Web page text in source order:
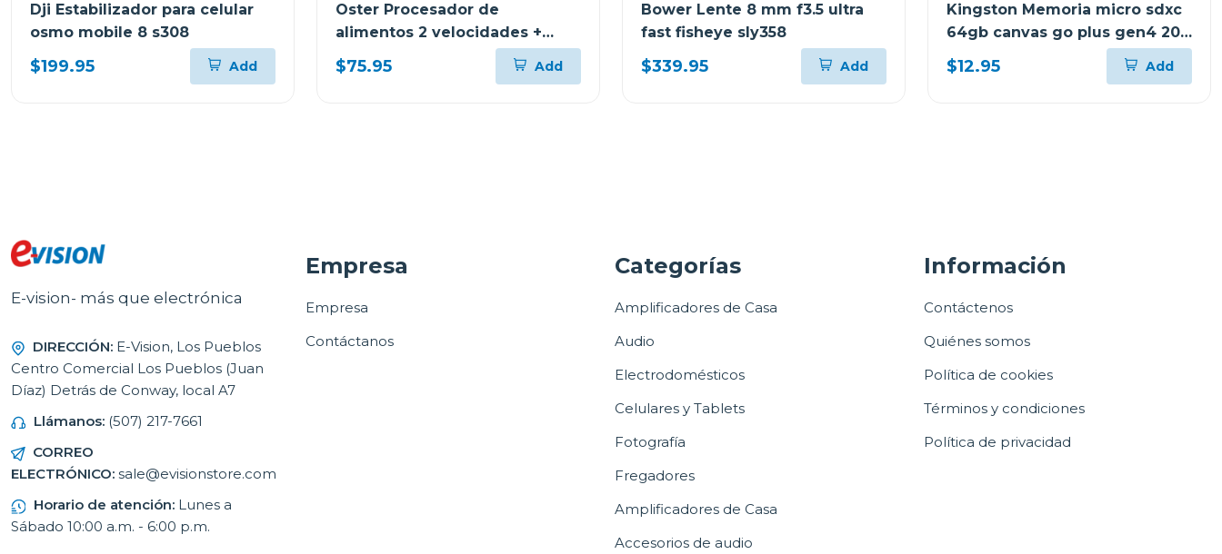
Dji Estabilizador para celular
osmo mobile 8 s308
$199.95 Add
Oster Procesador de
alimentos 2 velocidades +
turbo 500 w fp1455
$75.95 Add
Bower Lente 8 mm f3.5 ultra
fast fisheye sly358
$339.95 Add
Kingston Memoria micro sdxc
64gb canvas go plus gen4 200
mb/s sdcg4
$12.95 Add
E-vision- más que electrónica
DIRECCIÓN: E-Vision, Los Pueblos
Centro Comercial Los Pueblos (Juan
Díaz) Detrás de Conway, local A7
Llámanos: (507) 217-7661
CORREO
ELECTRÓNICO: sale@evisionstore.com
Horario de atención: Lunes a
Sábado 10:00 a.m. - 6:00 p.m.
Empresa
Empresa
Contáctanos
Categorías
Amplificadores de Casa
Audio
Electrodomésticos
Celulares y Tablets
Fotografía
Fregadores
Amplificadores de Casa
Accesorios de audio
Información
Contáctenos
Quiénes somos
Política de cookies
Términos y condiciones
Política de privacidad